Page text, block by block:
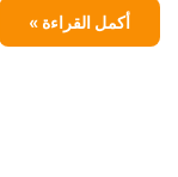
أكمل القراءة »